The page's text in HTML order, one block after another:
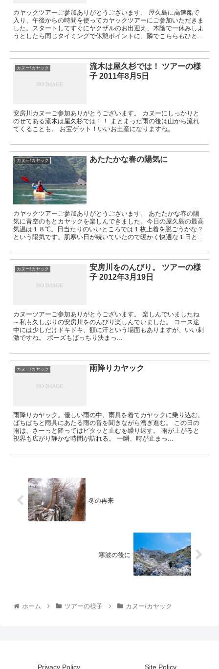
カヤックツアーご参加ありがとうございます。 屋久島に高速船で
入り、午後からの時間を使ってカヤックツアーにご参加いただきま
した。スタートしてすぐにヤクザルのお出迎え、木陰で一休みしよ
うとしたら同じタイミングで休憩ポイントに。隣でこちらもひと...
カヌー/カヤック
流木は屋久杉では！ ツアーの様
子 2011年8月5日
安房川カヌーご参加ありがとうございます。 カヌーにしっかりと
のせてある流木は屋久杉では！！ まとまった雨の後は山から流れ
てくることも。 お宝ゲット！いいお土産になりますね。
カヌー/カヤック あたたかな春の陽気に
カヤックツアーご参加ありがとうございます。 あたたかな春の陽
気に青空のもとカヤックを楽しんできました。今日の屋久島の最高
気温は１８℃。日当たりのいいところでは１枚上着を脱ごうかな？
という陽気です。肌寒い日が続いていたので暖かく快適な１日と...
カヌー/カヤック
安房川をのんびり。 ツアーの様
子 2012年3月19日
カヌーツアーご参加ありがとうございます。 楽しんでいましたね
～私も久しぶりの安房川をのんびり楽しんでいました。 コース途
中には少しだけドキドキ、額に汗という場面もありますが、いい刺
激ですね。 ポーズもばっちり決まっ...
カヌー/カヤック 雨降りカヤック
雨降りカヤック。優しい雨の中、雨具を着てカヤックに乗り込む。
ぱちぱちと雨具にあたる雨の音を聞きながら漕ぎ進む。 この日の
雨は、さーっと降ってはピタッと止むを繰り返す。 雨が上がると
視界も広がり静かな時間が訪れる。 一瞬、時が止まっ...
冬の再来
寒波の後に
ホーム ツアーの様子 カヌー/カヤック
Privacy Policy Site Policy